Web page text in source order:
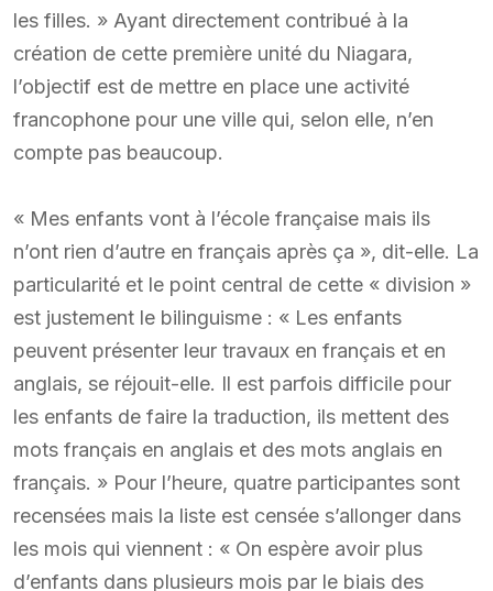
les filles. » Ayant directement contribué à la
création de cette première unité du Niagara,
l’objectif est de mettre en place une activité
francophone pour une ville qui, selon elle, n’en
compte pas beaucoup.
« Mes enfants vont à l’école française mais ils
n’ont rien d’autre en français après ça », dit-elle. La
particularité et le point central de cette « division »
est justement le bilinguisme : « Les enfants
peuvent présenter leur travaux en français et en
anglais, se réjouit-elle. Il est parfois difficile pour
les enfants de faire la traduction, ils mettent des
mots français en anglais et des mots anglais en
français. » Pour l’heure, quatre participantes sont
recensées mais la liste est censée s’allonger dans
les mois qui viennent : « On espère avoir plus
d’enfants dans plusieurs mois par le biais des